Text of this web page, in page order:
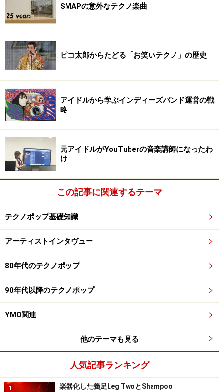
SMAPの意外なテクノ楽曲
ピコ太郎からたどる「お笑いテクノ」の歴史
アイドルから学ぶインディーズバンド運営の戦
略
元アイドルがYouTuberの音楽講師になったわ
け
この記事に関連するテーマ
テクノポップ基礎知識
アーティストインタヴュー
80年代のテクノポップ
90年代以降のテクノポップ
YMO関連
他のテーマも見る
人気記事ランキング
1 楽器化した義足Leg TwoとShampoo